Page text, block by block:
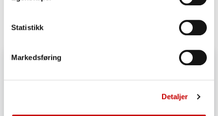
Statistikk
Markedsføring
Detaljer